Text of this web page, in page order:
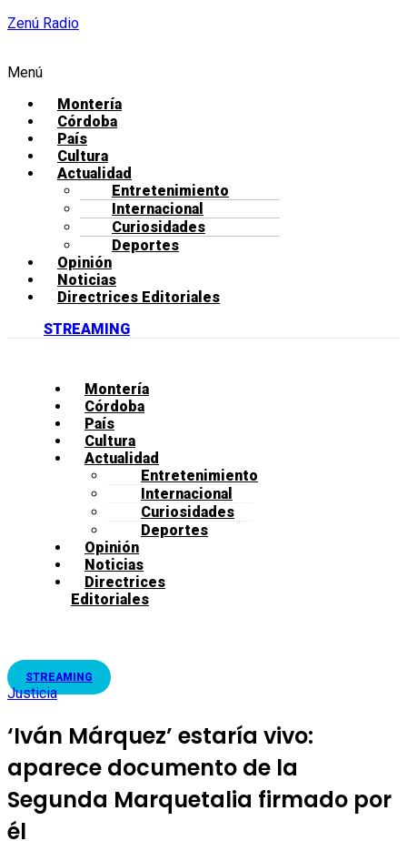
Zenú Radio
Menú
Montería
Córdoba
País
Cultura
Actualidad
Entretenimiento
Internacional
Curiosidades
Deportes
Opinión
Noticias
Directrices Editoriales
STREAMING
Montería
Córdoba
País
Cultura
Actualidad
Entretenimiento
Internacional
Curiosidades
Deportes
Opinión
Noticias
Directrices
Editoriales
STREAMING
Justicia
‘Iván Márquez’ estaría vivo:
aparece documento de la
Segunda Marquetalia firmado por
él